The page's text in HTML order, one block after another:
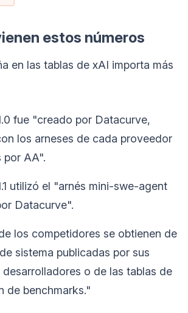
estos números
en las tablas de xAI importa más
fue "creado por Datacurve,
los arneses de cada proveedor
por AA".
utilizó el "arnés mini-swe-agent
Datacurve".
los competidores se obtienen de
sistema publicadas por sus
o de las tablas de
de benchmarks."